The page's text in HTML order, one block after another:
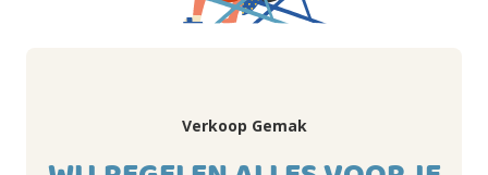
Verkoop Gemak